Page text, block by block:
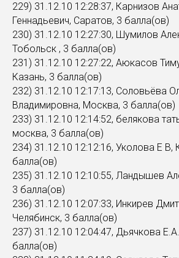
229) 31.12.10 12:28:37, Карнизов
Геннадьевич, Саратов, 3 балла(ов)
230) 31.12.10 12:27:30, Шумилов
Тобольск , 3 балла(ов)
231) 31.12.10 12:27:22, Аюкасов
Казань, 3 балла(ов)
232) 31.12.10 12:17:13, Соловьёва
Владимировна, Москва, 3 балла(ов)
233) 31.12.10 12:14:52, белякова
москва, 3 балла(ов)
234) 31.12.10 12:12:16, Уколова Е В,
балла(ов)
235) 31.12.10 12:10:55, Ландышев
3 балла(ов)
236) 31.12.10 12:07:33, Инкирев
Челябинск, 3 балла(ов)
237) 31.12.10 12:04:47, Дьячкова
балла(ов)